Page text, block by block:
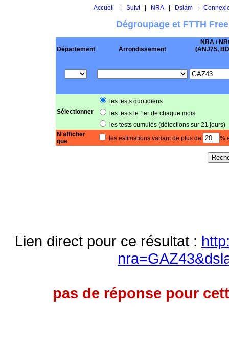
Accueil Suivi NRA| Dslam|
Dégroupage et FTTH
Département Arrondissement
NRA /
(ANJ75,
Sélectionner
les tests quotidiens
les tests le 1er de chaque mois
les tests cumulés (détections sur 21 jours)
N'afficher
que
les estimations variant de plus de %
Lien direct pour ce résultat :
pas de réponse pour